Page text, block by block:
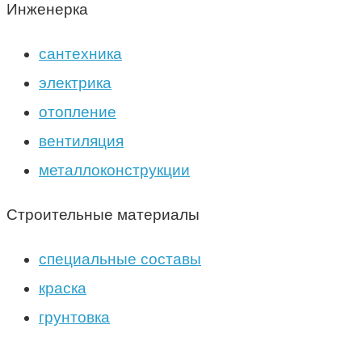
Инженерка
сантехника
электрика
отопление
вентиляция
металлоконструкции
Строительные материалы
специальные составы
краска
грунтовка